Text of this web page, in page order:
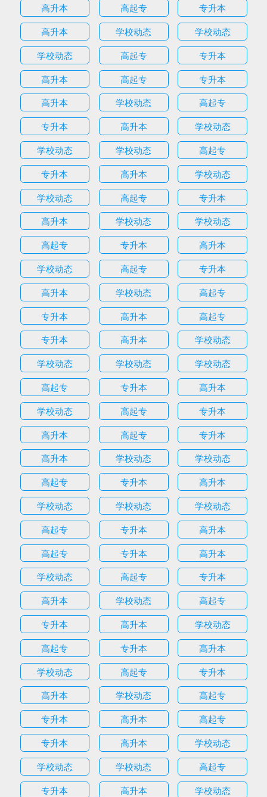
高升本
高起专
专升本
高升本
学校动态
学校动态
学校动态
高起专
专升本
高升本
高起专
专升本
高升本
学校动态
高起专
专升本
高升本
学校动态
学校动态
学校动态
高起专
专升本
高升本
学校动态
学校动态
高起专
专升本
高升本
学校动态
学校动态
高起专
专升本
高升本
学校动态
高起专
专升本
高升本
学校动态
高起专
专升本
高升本
高起专
专升本
高升本
学校动态
学校动态
学校动态
学校动态
高起专
专升本
高升本
学校动态
高起专
专升本
高升本
高起专
专升本
高升本
学校动态
学校动态
高起专
专升本
高升本
学校动态
学校动态
学校动态
高起专
专升本
高升本
高起专
专升本
高升本
学校动态
高起专
专升本
高升本
学校动态
高起专
专升本
高升本
学校动态
高起专
专升本
高升本
学校动态
高起专
专升本
高升本
学校动态
高起专
专升本
高升本
高起专
专升本
高升本
学校动态
学校动态
学校动态
高起专
专升本
高升本
学校动态